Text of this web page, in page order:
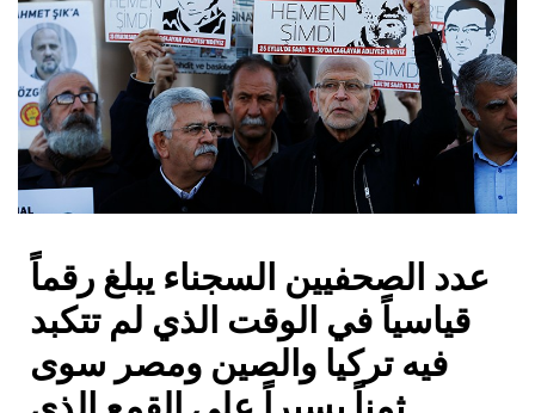
عدد الصحفيين السجناء يبلغ رقماً
قياسياً في الوقت الذي لم تتكبد
فيه تركيا والصين ومصر سوى